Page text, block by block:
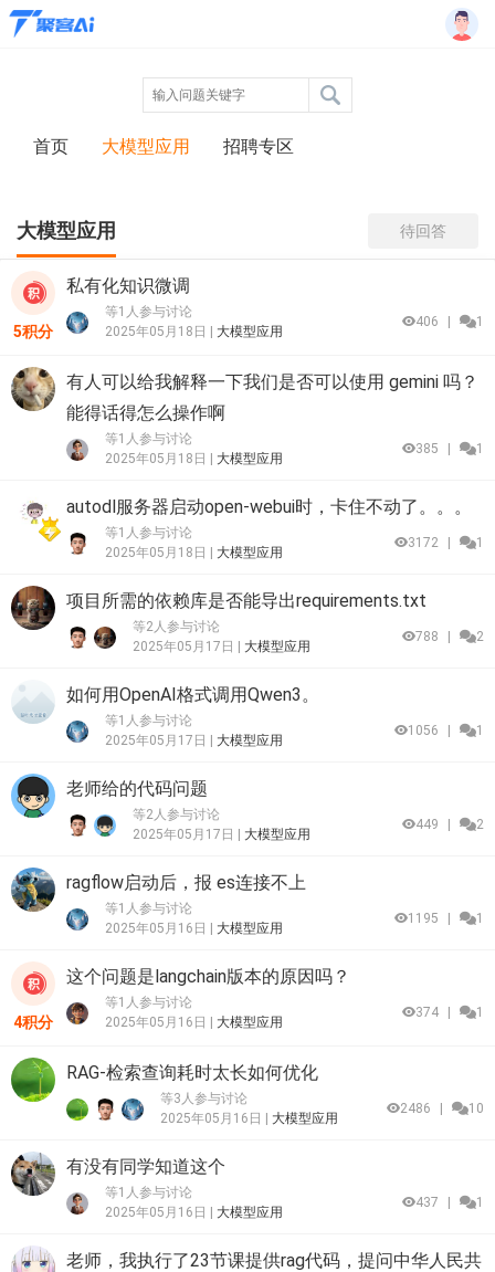
首页 大模型应用 招聘专区
大模型应用 待回答
5积分
私有化知识微调
等1人参与讨论
2025年05月18日 | 大模型应用
406 1
有人可以给我解释一下我们是否可以使用 gemini 吗？
能得话得怎么操作啊
等1人参与讨论
2025年05月18日 | 大模型应用
385 1
autodl服务器启动open-webui时，卡住不动了。。。
等1人参与讨论
2025年05月18日 | 大模型应用
3172 1
项目所需的依赖库是否能导出requirements.txt
等2人参与讨论
2025年05月17日 | 大模型应用
788 2
如何用OpenAI格式调用Qwen3。
等1人参与讨论
2025年05月17日 | 大模型应用
1056 1
老师给的代码问题
等2人参与讨论
2025年05月17日 | 大模型应用
449 2
ragflow启动后，报 es连接不上
等1人参与讨论
2025年05月16日 | 大模型应用
1195 1
4积分
这个问题是langchain版本的原因吗？
等1人参与讨论
2025年05月16日 | 大模型应用
374 1
RAG-检索查询耗时太长如何优化
等3人参与讨论
2025年05月16日 | 大模型应用
2486 10
有没有同学知道这个
等1人参与讨论
2025年05月16日 | 大模型应用
437 1
老师，我执行了23节课提供rag代码，提问中华人民共